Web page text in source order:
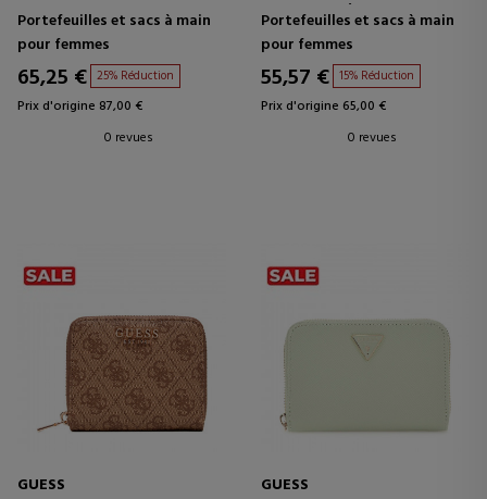
Portefeuilles et sacs à main
pour femmes
65,25 € 25% Réduction
Prix d'origine 87,00 €
0 revues
FERMETURE ÉCLAIR
Portefeuilles et sacs à main
pour femmes
55,57 € 15% Réduction
Prix d'origine 65,00 €
0 revues
GUESS
GUESS